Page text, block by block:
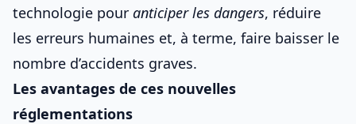
technologie pour anticiper les dangers, réduire
les erreurs humaines et, à terme, faire baisser le
nombre d’accidents graves.
Les avantages de ces nouvelles
réglementations